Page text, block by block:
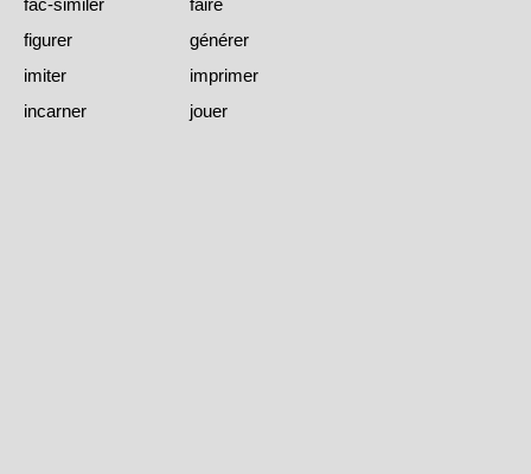
fac-similer
faire
figurer
générer
imiter
imprimer
incarner
jouer